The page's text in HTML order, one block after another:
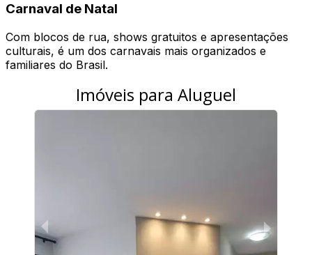
Carnaval de Natal
Com blocos de rua, shows gratuitos e apresentações
culturais, é um dos carnavais mais organizados e
familiares do Brasil.